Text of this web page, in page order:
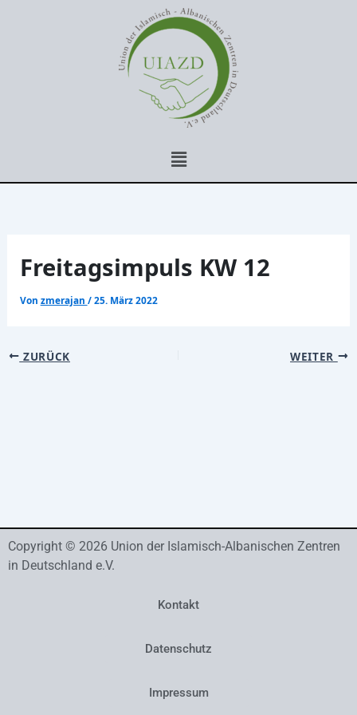
Menü
Freitagsimpuls KW 12
Von zmerajan /25. März 2022
ZURÜCK WEITER
Copyright © 2026 Union der Islamisch-Albanischen Zentren
in Deutschland e.V.
Kontakt
Datenschutz
Impressum